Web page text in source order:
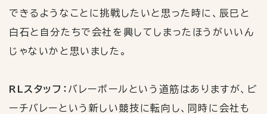
できるようなことに挑戦したいと思った時に、辰巳と
白石と自分たちで会社を興してしまったほうがいいん
じゃないかと思いました。
RLスタッフ： バレーボールという道筋はありますが、ビ
ーチバレーという新しい競技に転向し、同時に会社も